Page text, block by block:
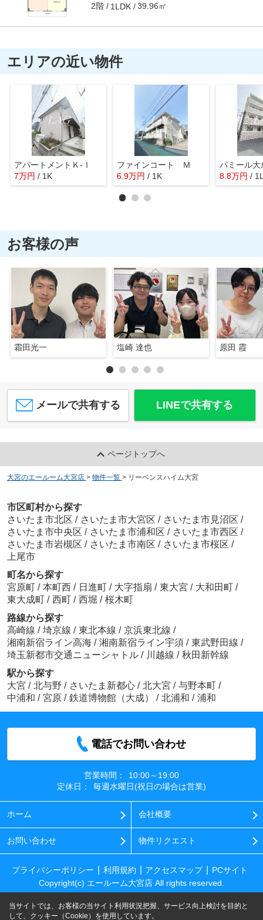
2階 1LDK 39.96㎡
エリアの近い物件
アパートメントＫ-Ⅰ
7万円 / 1K
ファインコート Ｍ
6.9万円 / 1K
パミール大
8.8万円 /
お客様の声
霜田光一 塩崎 達也 原田 霞
メールで共有する LINEで共有する
ページトップへ
大宮のエールーム大宮店 > 物件一覧 > リーベンスハイム大宮
市区町村から探す
さいたま市北区 / さいたま市大宮区 / さいたま市見沼区 /
さいたま市中央区 / さいたま市浦和区 / さいたま市西区 /
さいたま市岩槻区 / さいたま市南区 / さいたま市桜区 /
上尾市
町名から探す
宮原町 / 本町西 / 日進町 / 大字指扇 / 東大宮 / 大和田町 /
東大成町 / 西町 / 西堀 / 桜木町
路線から探す
高崎線 / 埼京線 / 東北本線 / 京浜東北線 /
湘南新宿ライン高海 / 湘南新宿ライン宇須 / 東武野田線 /
埼玉新都市交通ニューシャトル / 川越線 / 秋田新幹線
駅から探す
大宮 / 北与野 / さいたま新都心 / 北大宮 / 与野本町 /
中浦和 / 宮原 / 鉄道博物館（大成） / 北浦和 / 浦和
電話でお問い合わせ
営業時間：
10:00～19:00
定休日：
毎週水曜日(祝日の場合は営業)
ホーム 会社概要
お問い合わせ 物件リクエスト
プライバシーポリシー 利用規約 アクセスマップ
PCサイト
Copyright(c) エールーム大宮店 All rights reserved.
当サイトでは、お客様の当サイト利用状況把握、サービス向上検討を目的と
して、クッキー（Cookie）を使用しています。